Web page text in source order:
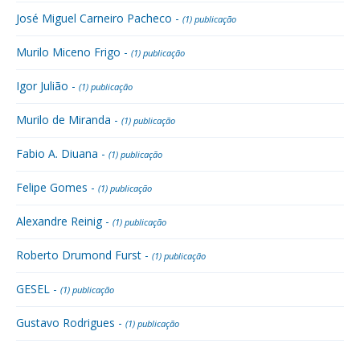
José Miguel Carneiro Pacheco - (1) publicação
Murilo Miceno Frigo - (1) publicação
Igor Julião - (1) publicação
Murilo de Miranda - (1) publicação
Fabio A. Diuana - (1) publicação
Felipe Gomes - (1) publicação
Alexandre Reinig - (1) publicação
Roberto Drumond Furst - (1) publicação
GESEL - (1) publicação
Gustavo Rodrigues - (1) publicação